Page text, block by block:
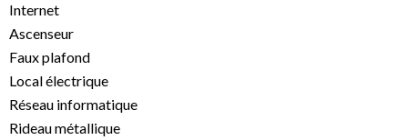
Internet
Ascenseur
Faux plafond
Local électrique
Réseau informatique
Rideau métallique